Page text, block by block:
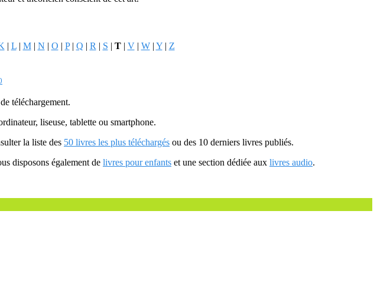
| L| M| N | O | P| Q | R | S | T| V| W| Y| Z
téléchargement.
liseuse, tablette ou smartphone.
la liste des 50 livres les plus téléchargés ou des 10 derniers livres publiés.
disposons également de livres pour enfants et une section dédiée aux livres audio.